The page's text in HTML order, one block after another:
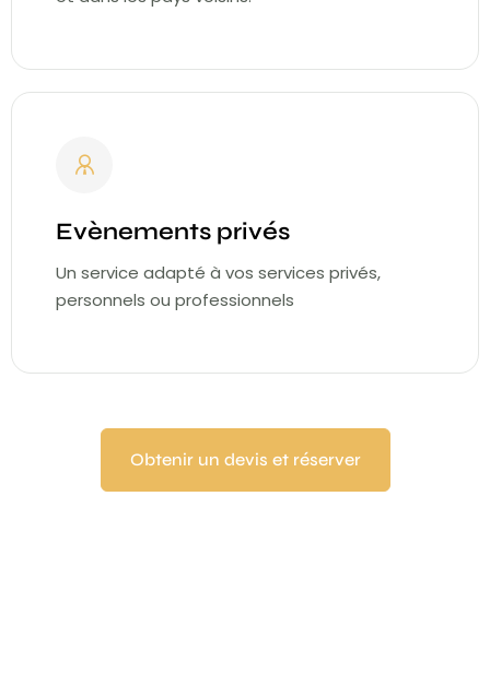
Evènements privés
Un service adapté à vos services privés,
personnels ou professionnels
Obtenir un devis et réserver